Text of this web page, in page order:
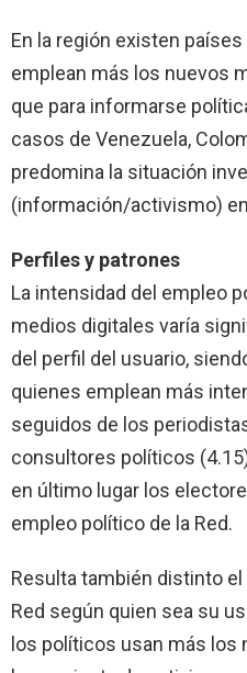
En la región existen
emplean más los nuevos
que para informarse
casos de Venezuela,
predomina la situación
(información/activismo)
Perfiles y patrones
La intensidad del empleo
medios digitales varía
del perfil del usuario,
quienes emplean más
seguidos de los
consultores políticos
en último lugar los
empleo político de la Red.
Resulta también distinto
Red según quien sea su
los políticos usan más los